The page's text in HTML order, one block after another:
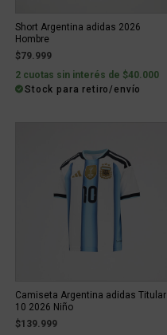
Short Argentina adidas 2026
Hombre
$79.999
2 cuotas sin interés de $40.000
Stock para retiro/envío
Camiseta Argentina adidas Titular
10 2026 Niño
$139.999